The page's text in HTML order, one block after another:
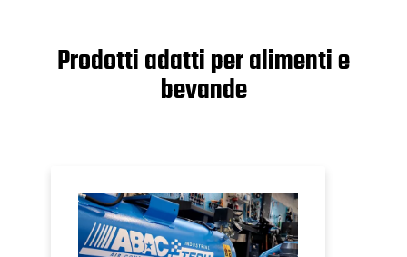
Prodotti adatti per alimenti e
bevande